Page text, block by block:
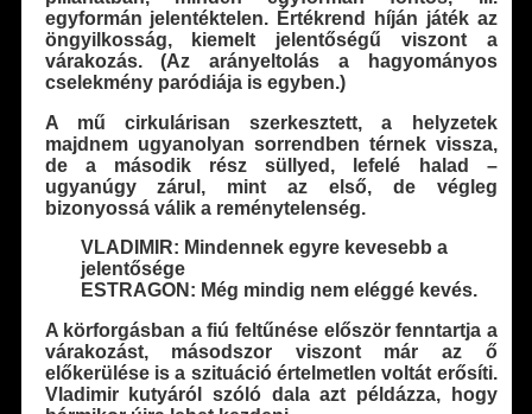
egyformán jelentéktelen. Értékrend híján játék az
öngyilkosság, kiemelt jelentőségű viszont a
várakozás. (Az arányeltolás a hagyományos
cselekmény paródiája is egyben.)
A mű cirkulárisan szerkesztett, a helyzetek
majdnem ugyanolyan sorrendben térnek vissza,
de a második rész süllyed, lefelé halad –
ugyanúgy zárul, mint az első, de végleg
bizonyossá válik a reménytelenség.
VLADIMIR: Mindennek egyre kevesebb a
jelentősége
ESTRAGON: Még mindig nem eléggé kevés.
A körforgásban a fiú feltűnése először fenntartja a
várakozást, másodszor viszont már az ő
előkerülése is a szituáció értelmetlen voltát erősíti.
Vladimir kutyáról szóló dala azt példázza, hogy